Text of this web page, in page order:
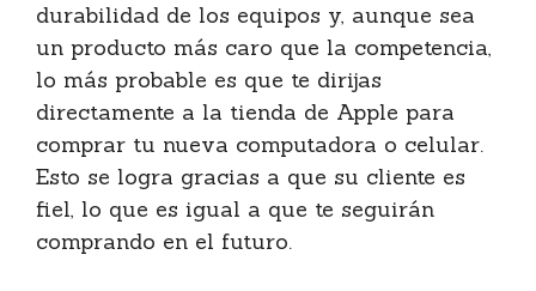
durabilidad de los equipos y, aunque sea
un producto más caro que la competencia,
lo más probable es que te dirijas
directamente a la tienda de Apple para
comprar tu nueva computadora o celular.
Esto se logra gracias a que su cliente es
fiel, lo que es igual a que te seguirán
comprando en el futuro.